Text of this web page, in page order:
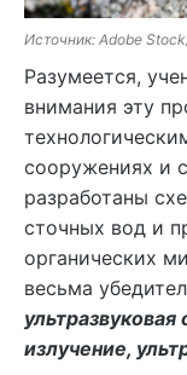
Источник: Adobe
Разумеется,
внимания эту
сооружениях и
разработаны
сточных вод и
органических
весьма
излучение,